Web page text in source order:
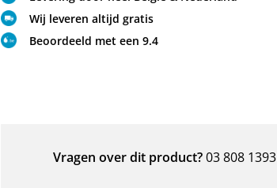
Wij leveren altijd gratis
Beoordeeld met een 9.4
Vragen over dit product?03 808 1393